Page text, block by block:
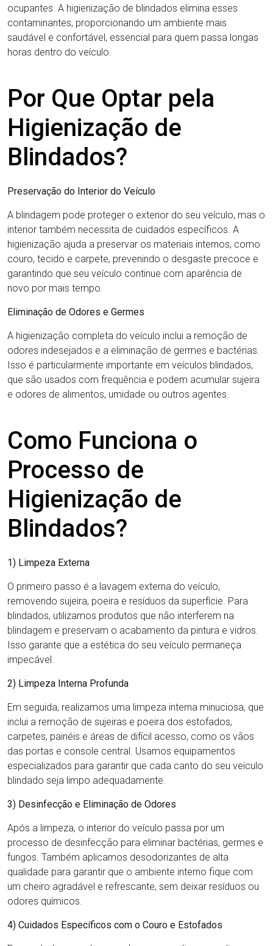
ocupantes. A higienização de blindados elimina esses
contaminantes, proporcionando um ambiente mais
saudável e confortável, essencial para quem passa longas
horas dentro do veículo.
Por Que Optar pela
Higienização de
Blindados?
Preservação do Interior do Veículo
A blindagem pode proteger o exterior do seu veículo, mas o
interior também necessita de cuidados específicos. A
higienização ajuda a preservar os materiais internos, como
couro, tecido e carpete, prevenindo o desgaste precoce e
garantindo que seu veículo continue com aparência de
novo por mais tempo.
Eliminação de Odores e Germes
A higienização completa do veículo inclui a remoção de
odores indesejados e a eliminação de germes e bactérias.
Isso é particularmente importante em veículos blindados,
que são usados com frequência e podem acumular sujeira
e odores de alimentos, umidade ou outros agentes.
Como Funciona o
Processo de
Higienização de
Blindados?
1) Limpeza Externa
O primeiro passo é a lavagem externa do veículo,
removendo sujeira, poeira e resíduos da superfície. Para
blindados, utilizamos produtos que não interferem na
blindagem e preservam o acabamento da pintura e vidros.
Isso garante que a estética do seu veículo permaneça
impecável.
2) Limpeza Interna Profunda
Em seguida, realizamos uma limpeza interna minuciosa, que
inclui a remoção de sujeiras e poeira dos estofados,
carpetes, painéis e áreas de difícil acesso, como os vãos
das portas e console central. Usamos equipamentos
especializados para garantir que cada canto do seu veículo
blindado seja limpo adequadamente.
3) Desinfecção e Eliminação de Odores
Após a limpeza, o interior do veículo passa por um
processo de desinfecção para eliminar bactérias, germes e
fungos. Também aplicamos desodorizantes de alta
qualidade para garantir que o ambiente interno fique com
um cheiro agradável e refrescante, sem deixar resíduos ou
odores químicos.
4) Cuidados Específicos com o Couro e Estofados